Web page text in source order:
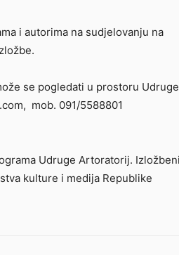
i autorima na sudjelovanju na
se pogledati u prostoru Udruge
mob. 091/5588801
Udruge Artoratorij. Izložbeni
kulture i medija Republike